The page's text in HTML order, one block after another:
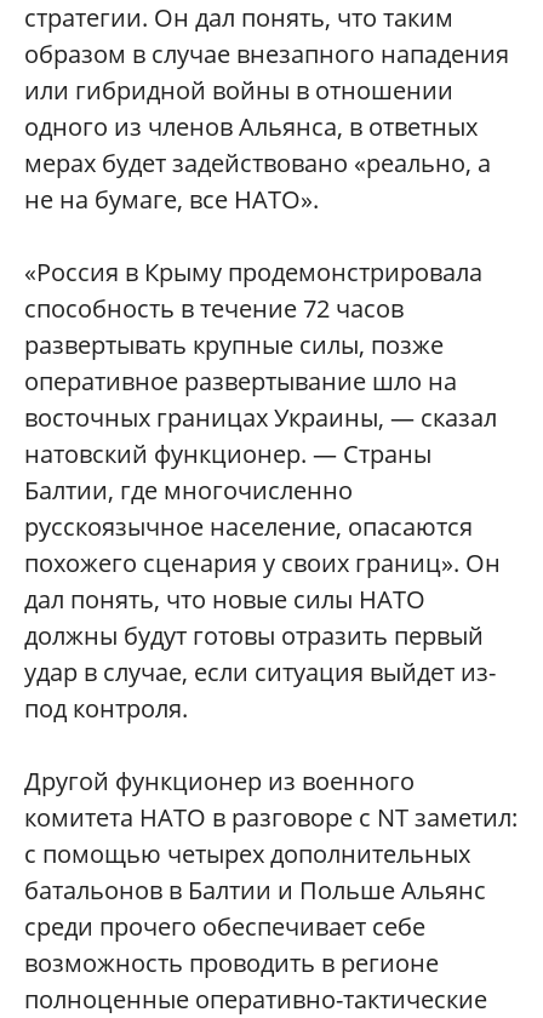
стратегии. Он дал понять, что таким
образом в случае внезапного нападения
или гибридной войны в отношении
одного из членов Альянса, в ответных
мерах будет задействовано «реально, а
не на бумаге, все НАТО».
«Россия в Крыму продемонстрировала
способность в течение 72 часов
развертывать крупные силы, позже
оперативное развертывание шло на
восточных границах Украины, — сказал
натовский функционер. — Страны
Балтии, где многочисленно
русскоязычное население, опасаются
похожего сценария у своих границ». Он
дал понять, что новые силы НАТО
должны будут готовы отразить первый
удар в случае, если ситуация выйдет из-
под контроля.
Другой функционер из военного
комитета НАТО в разговоре с NT заметил:
с помощью четырех дополнительных
батальонов в Балтии и Польше Альянс
среди прочего обеспечивает себе
возможность проводить в регионе
полноценные оперативно-тактические